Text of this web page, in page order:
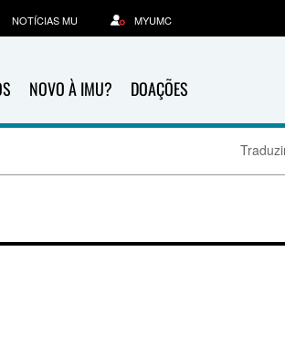
NOVO À IMU? DOAÇÕES
NOTÍCIAS MU MYUMC